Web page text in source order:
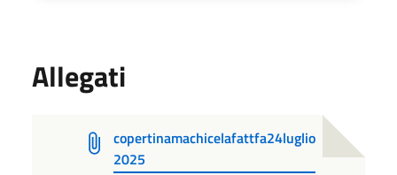
Allegati
copertinamachicelafattfa24luglio
2025